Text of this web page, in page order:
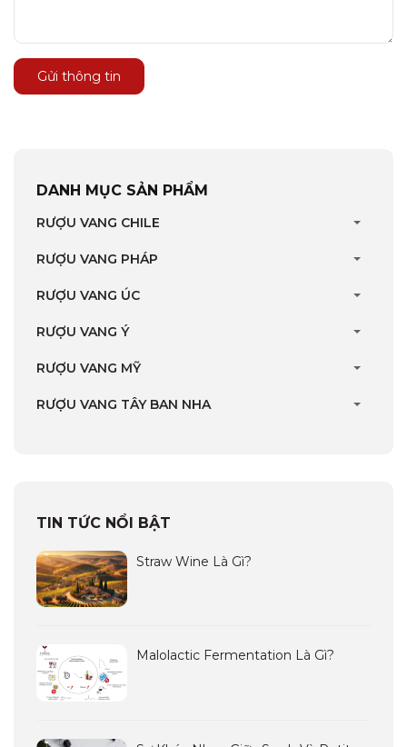
Gửi thông tin
DANH MỤC SẢN PHẨM
RƯỢU VANG CHILE
RƯỢU VANG PHÁP
RƯỢU VANG ÚC
RƯỢU VANG Ý
RƯỢU VANG MỸ
RƯỢU VANG TÂY BAN NHA
TIN TỨC NỔI BẬT
Straw Wine Là Gì?
Malolactic Fermentation Là Gì?